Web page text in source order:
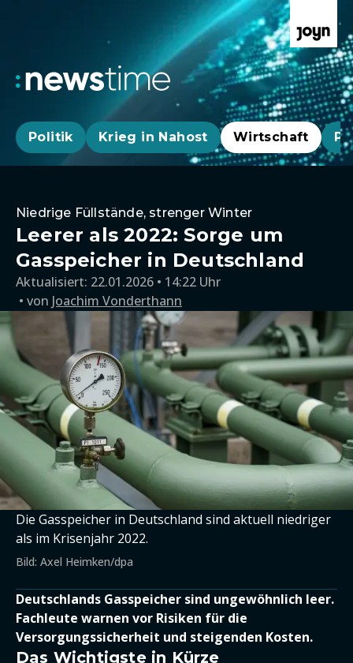
Politik Krieg in Nahost Wirtschaft
Niedrige Füllstände, strenger Winter
Leerer als 2022: Sorge um
Gasspeicher in Deutschland
Aktualisiert: 22.01.2026 • 14:22 Uhr
von Joachim Vonderthann
Die Gasspeicher in Deutschland sind aktuell niedriger
als im Krisenjahr 2022.
Bild: Axel Heimken/dpa
Deutschlands Gasspeicher sind ungewöhnlich leer.
Fachleute warnen vor Risiken für die
Versorgungssicherheit und steigenden Kosten.
Das Wichtigste in Kürze